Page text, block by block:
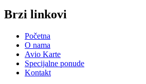
Brzi linkovi
Početna
O nama
Avio Karte
Specijalne ponude
Kontakt